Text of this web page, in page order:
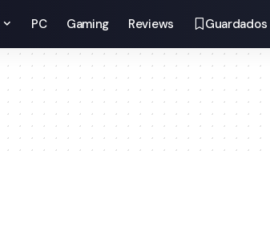
PC Gaming Reviews Guardados